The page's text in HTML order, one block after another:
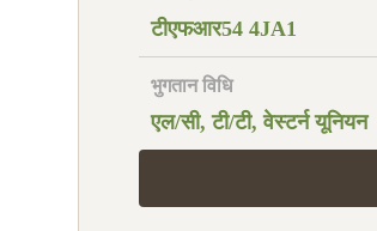
टीएफआर54 4JA1
भुगतान विधि
एल/सी, टी/टी, वेस्टर्न यूनियन